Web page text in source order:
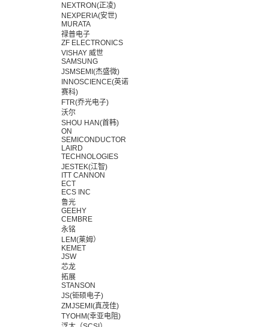
NEXTRON(正凌)
NEXPERIA(安世)
MURATA
禄普电子
ZF ELECTRONICS
VISHAY 威世
SAMSUNG
JSMSEMI(杰盛微)
INNOSCIENCE(英诺
赛科)
FTR(乔光电子)
沃尔
SHOU HAN(首韩)
ON
SEMICONDUCTOR
LAIRD
TECHNOLOGIES
JESTEK(江智)
ITT CANNON
ECT
ECS INC
鲁光
GEEHY
CEMBRE
永铭
LEM(莱姆）
KEMET
JSW
芯龙
拓展
STANSON
JS(钜硕电子)
ZMJSEMI(真茂佳)
TYOHM(幸亚电阻)